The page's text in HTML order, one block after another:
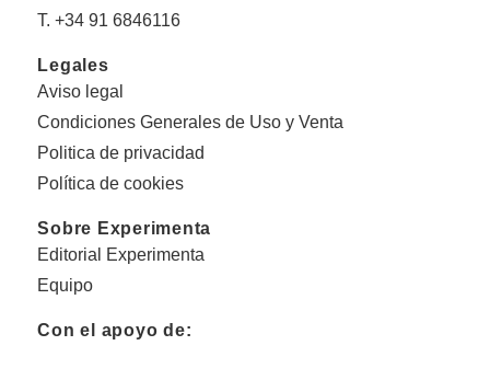
T. +34 91 6846116
Legales
Aviso legal
Condiciones Generales de Uso y Venta
Politica de privacidad
Política de cookies
Sobre Experimenta
Editorial Experimenta
Equipo
Con el apoyo de: